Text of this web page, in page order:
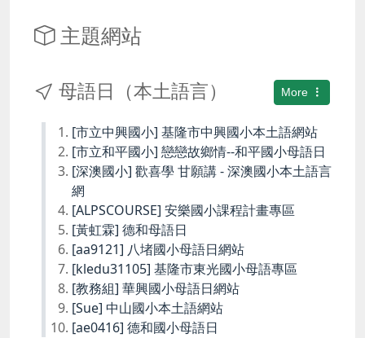
主題網站
More
母語日（本土語言）
[市立中興國小] 基隆市中興國小本土語網站
[市立和平國小] 戀戀故鄉情--和平國小母語日
[深澳國小] 歡喜學 甘願講 - 深澳國小本土語言
網
[ALPSCOURSE] 安樂國小課程計畫專區
[黃虹霖] 德和母語日
[aa9121] 八堵國小母語日網站
[kledu31105] 基隆市東光國小母語專區
[教務組] 華興國小母語日網站
[Sue] 中山國小本土語網站
[ae0416] 德和國小母語日